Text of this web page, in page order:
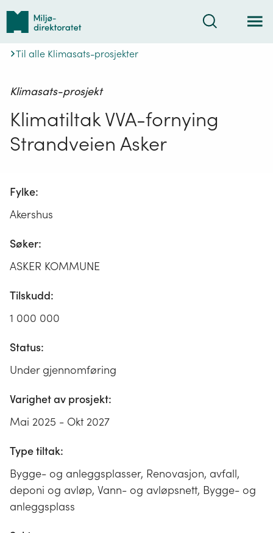
Tilbake
forsiden
Søk
Til alle Klimasats-prosjekter
Klimasats-prosjekt
Klimatiltak VVA-fornying
Strandveien Asker
Fylke:
Akershus
Søker:
ASKER KOMMUNE
Tilskudd:
1 000 000
Status:
Under gjennomføring
Varighet av prosjekt:
Mai 2025 - Okt 2027
Type tiltak:
Bygge- og anleggsplasser, Renovasjon, avfall,
deponi og avløp, Vann- og avløpsnett, Bygge- og
anleggsplass